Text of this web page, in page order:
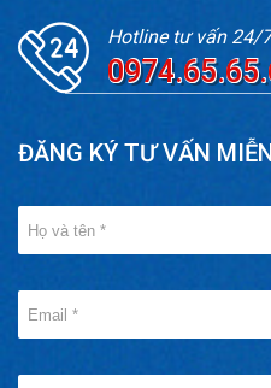
Hotline tư vấn 24/7
ĐĂNG KÝ TƯ VẤN